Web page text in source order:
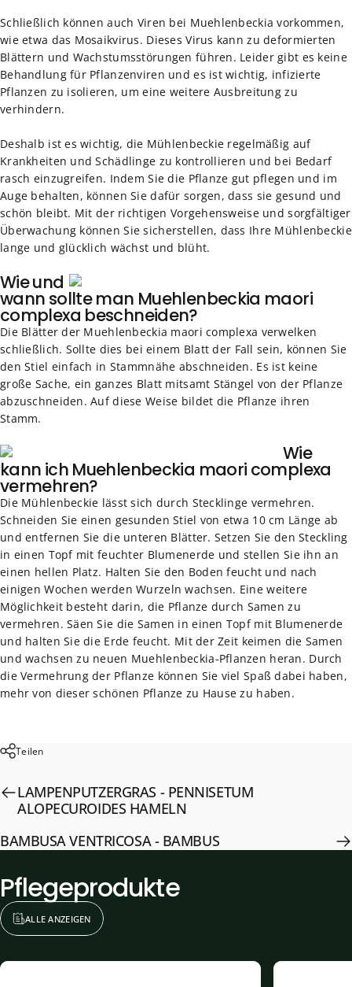
Schließlich können auch Viren bei Muehlenbeckia vorkommen,
wie etwa das Mosaikvirus. Dieses Virus kann zu deformierten
Blättern und Wachstumsstörungen führen. Leider gibt es keine
Behandlung für Pflanzenviren und es ist wichtig, infizierte
Pflanzen zu isolieren, um eine weitere Ausbreitung zu
verhindern.
Deshalb ist es wichtig, die Mühlenbeckie regelmäßig auf
Krankheiten und Schädlinge zu kontrollieren und bei Bedarf
rasch einzugreifen. Indem Sie die Pflanze gut pflegen und im
Auge behalten, können Sie dafür sorgen, dass sie gesund und
schön bleibt. Mit der richtigen Vorgehensweise und sorgfältiger
Überwachung können Sie sicherstellen, dass Ihre Mühlenbeckie
lange und glücklich wächst und blüht.
Wie und
wann sollte man Muehlenbeckia maori
complexa beschneiden?
Die Blätter der Muehlenbeckia maori complexa verwelken
schließlich. Sollte dies bei einem Blatt der Fall sein, können Sie
den Stiel einfach in Stammnähe abschneiden. Es ist keine
große Sache, ein ganzes Blatt mitsamt Stängel von der Pflanze
abzuschneiden. Auf diese Weise bildet die Pflanze ihren
Stamm.
Wie
kann ich Muehlenbeckia maori complexa
vermehren?
Die Mühlenbeckie lässt sich durch Stecklinge vermehren.
Schneiden Sie einen gesunden Stiel von etwa 10 cm Länge ab
und entfernen Sie die unteren Blätter. Setzen Sie den Steckling
in einen Topf mit feuchter Blumenerde und stellen Sie ihn an
einen hellen Platz. Halten Sie den Boden feucht und nach
einigen Wochen werden Wurzeln wachsen. Eine weitere
Möglichkeit besteht darin, die Pflanze durch Samen zu
vermehren. Säen Sie die Samen in einen Topf mit Blumenerde
und halten Sie die Erde feucht. Mit der Zeit keimen die Samen
und wachsen zu neuen Muehlenbeckia-Pflanzen heran. Durch
die Vermehrung der Pflanze können Sie viel Spaß dabei haben,
mehr von dieser schönen Pflanze zu Hause zu haben.
Teilen
LAMPENPUTZERGRAS - PENNISETUM
ALOPECUROIDES HAMELN
BAMBUSA VENTRICOSA - BAMBUS
Pflegeprodukte
ALLE ANZEIGEN